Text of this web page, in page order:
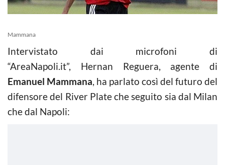
Mammana
Intervistato dai microfoni di
“AreaNapoli.it”, Hernan Reguera, agente di
Emanuel Mammana, ha parlato così del futuro del
difensore del River Plate che seguito sia dal Milan
che dal Napoli: